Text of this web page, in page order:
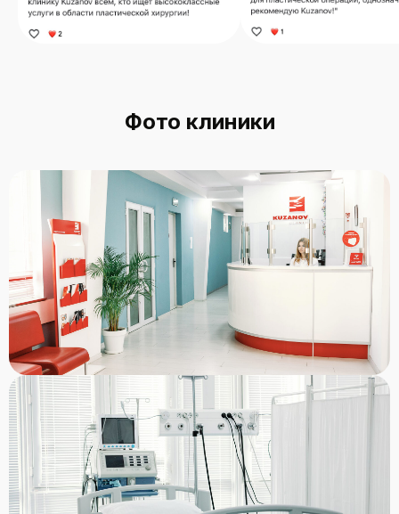
Фото клиники